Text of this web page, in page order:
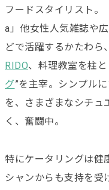
フードスタイリスト。
a」他女性人気雑誌や
どで活躍するかたわら
RIDO、料理教室を柱と
グ”を主宰。シンプル
を、さまざまなシチュ
く、奮闘中。
特にケータリングは健
シャンからも支持を受